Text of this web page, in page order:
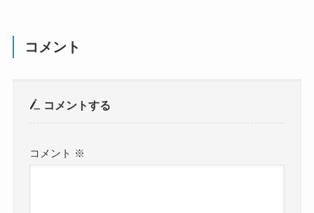
コメント
コメントする
コメント ※